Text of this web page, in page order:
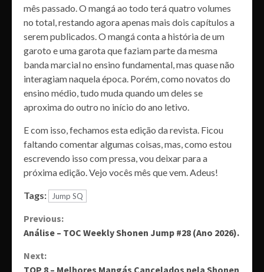
mês passado. O mangá ao todo terá quatro volumes
no total, restando agora apenas mais dois capítulos a
serem publicados. O mangá conta a história de um
garoto e uma garota que faziam parte da mesma
banda marcial no ensino fundamental, mas quase não
interagiam naquela época. Porém, como novatos do
ensino médio, tudo muda quando um deles se
aproxima do outro no início do ano letivo.
E com isso, fechamos esta edição da revista. Ficou
faltando comentar algumas coisas, mas, como estou
escrevendo isso com pressa, vou deixar para a
próxima edição. Vejo vocês mês que vem. Adeus!
Tags: Jump SQ
Continue
Previous:
Análise – TOC Weekly Shonen Jump #28 (Ano 2026).
Next:
TOP 8 – Melhores Mangás Cancelados pela Shonen